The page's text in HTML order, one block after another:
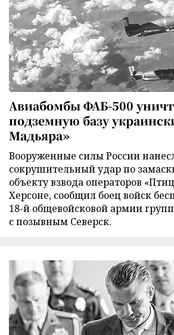
Авиабомбы ФАБ-500
подземную базу
Мадьяра»
Вооруженные силы России
сокрушительный удар по
объекту взвода операторов
Херсоне, сообщил боец войск
18-й общевойсковой армии
с позывным Северск.